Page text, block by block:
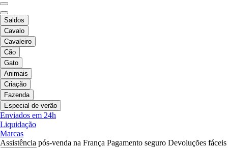
Saldos
Cavalo
Cavaleiro
Cão
Gato
Animais
Criação
Fazenda
Especial de verão
Enviados em 24h
Liquidação
Marcas
Assistência pós-venda na França Pagamento seguro Devoluções fáceis